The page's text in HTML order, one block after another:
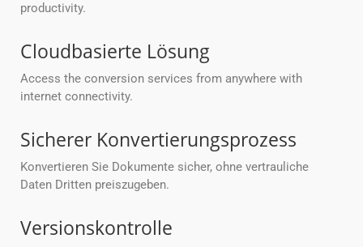
productivity.
Cloudbasierte Lösung
Access the conversion services from anywhere with
internet connectivity.
Sicherer Konvertierungsprozess
Konvertieren Sie Dokumente sicher, ohne vertrauliche
Daten Dritten preiszugeben.
Versionskontrolle